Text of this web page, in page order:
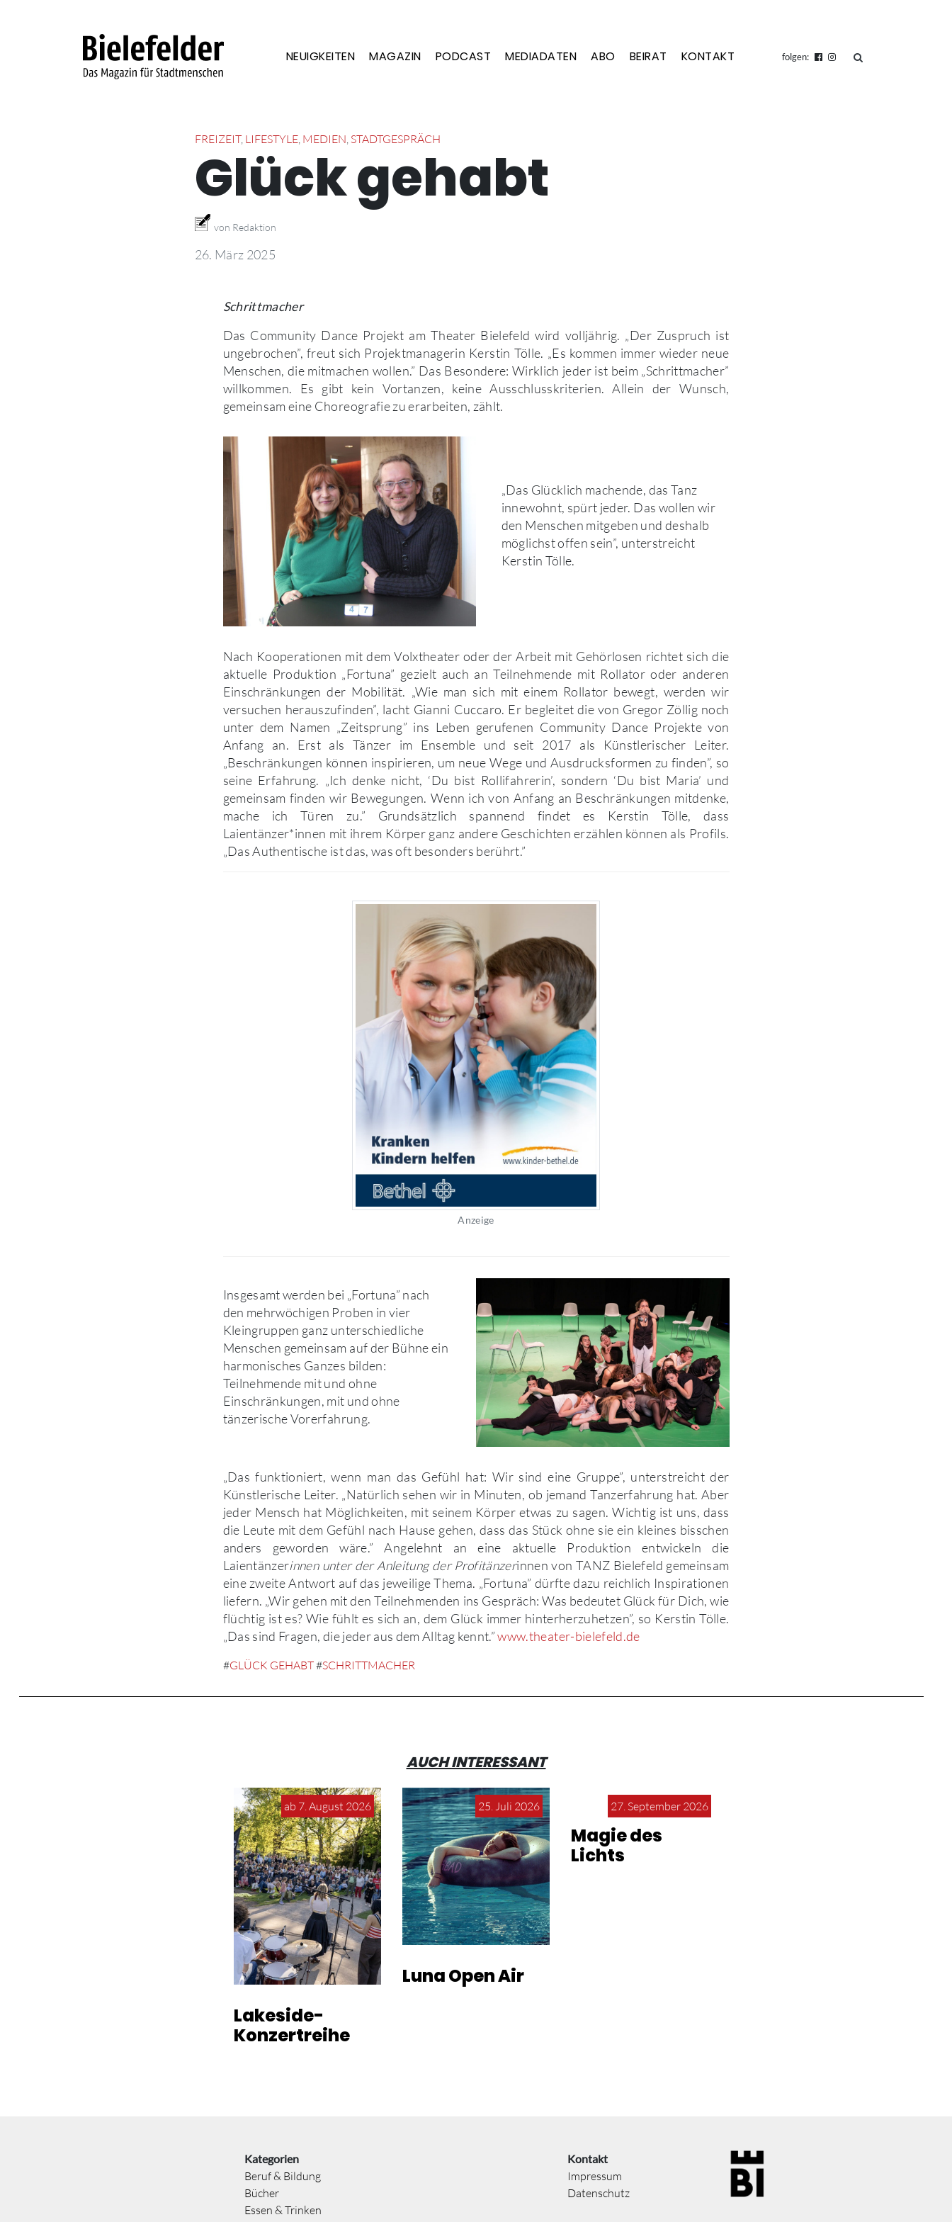
NEUIGKEITEN MAGAZIN PODCAST MEDIADATEN ABO BEIRAT KONTAKT folgen: suchen
FREIZEIT, LIFESTYLE, MEDIEN, STADTGESPRÄCH
Glück gehabt
von Redaktion
26. März 2025
Schrittmacher
Das Community Dance Projekt am Theater Bielefeld wird volljährig. „Der Zuspruch ist
ungebrochen”, freut sich Projektmanagerin Kerstin Tölle. „Es kommen immer wieder neue
Menschen, die mitmachen wollen.” Das Besondere: Wirklich jeder ist beim „Schrittmacher”
willkommen. Es gibt kein Vortanzen, keine Ausschlusskriterien. Allein der Wunsch,
gemeinsam eine Choreografie zu erarbeiten, zählt.
„Das Glücklich machende, das Tanz
innewohnt, spürt jeder. Das wollen wir
den Menschen mitgeben und deshalb
möglichst offen sein”, unterstreicht
Kerstin Tölle.
Nach Kooperationen mit dem Volxtheater oder der Arbeit mit Gehörlosen richtet sich die
aktuelle Produktion „Fortuna” gezielt auch an Teilnehmende mit Rollator oder anderen
Einschränkungen der Mobilität. „Wie man sich mit einem Rollator bewegt, werden wir
versuchen herauszufinden”, lacht Gianni Cuccaro. Er begleitet die von Gregor Zöllig noch
unter dem Namen „Zeitsprung” ins Leben gerufenen Community Dance Projekte von
Anfang an. Erst als Tänzer im Ensemble und seit 2017 als Künstlerischer Leiter.
„Beschränkungen können inspirieren, um neue Wege und Ausdrucksformen zu finden”, so
seine Erfahrung. „Ich denke nicht, ‘Du bist Rollifahrerin’, sondern ‘Du bist Maria’ und
gemeinsam finden wir Bewegungen. Wenn ich von Anfang an Beschränkungen mitdenke,
mache ich Türen zu.” Grundsätzlich spannend findet es Kerstin Tölle, dass
Laientänzer*innen mit ihrem Körper ganz andere Geschichten erzählen können als Profils.
„Das Authentische ist das, was oft besonders berührt.”
Anzeige
Insgesamt werden bei „Fortuna” nach
den mehrwöchigen Proben in vier
Kleingruppen ganz unterschiedliche
Menschen gemeinsam auf der Bühne ein
harmonisches Ganzes bilden:
Teilnehmende mit und ohne
Einschränkungen, mit und ohne
tänzerische Vorerfahrung.
„Das funktioniert, wenn man das Gefühl hat: Wir sind eine Gruppe”, unterstreicht der
Künstlerische Leiter. „Natürlich sehen wir in Minuten, ob jemand Tanzerfahrung hat. Aber
jeder Mensch hat Möglichkeiten, mit seinem Körper etwas zu sagen. Wichtig ist uns, dass
die Leute mit dem Gefühl nach Hause gehen, dass das Stück ohne sie ein kleines bisschen
anders geworden wäre.” Angelehnt an eine aktuelle Produktion entwickeln die
Laientänzerinnen unter der Anleitung der Profitänzerinnen von TANZ Bielefeld gemeinsam
eine zweite Antwort auf das jeweilige Thema. „Fortuna” dürfte dazu reichlich Inspirationen
liefern. „Wir gehen mit den Teilnehmenden ins Gespräch: Was bedeutet Glück für Dich, wie
flüchtig ist es? Wie fühlt es sich an, dem Glück immer hinterherzuhetzen”, so Kerstin Tölle.
„Das sind Fragen, die jeder aus dem Alltag kennt.”www.theater-bielefeld.de
#GLÜCK GEHABT#SCHRITTMACHER
AUCH INTERESSANT
ab 7. August 2026
Lakeside-
Konzertreihe
25. Juli 2026
Luna Open Air
27. September 2026
Magie des
Lichts
Kategorien
Beruf & Bildung
Bücher
Essen & Trinken
Kontakt
Impressum
Datenschutz